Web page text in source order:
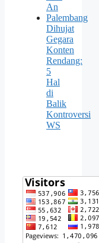
An
Palembang
Dihujat
Gegara
Konten
Rendang:
5
Hal
di
Balik
Kontroversi
WS